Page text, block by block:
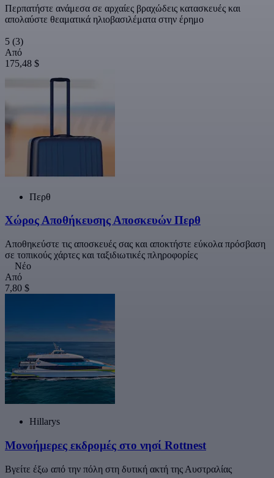
Περπατήστε ανάμεσα σε αρχαίες βραχώδεις κατασκευές και
απολαύστε θεαματικά ηλιοβασιλέματα στην έρημο
5 (3)
Από
175,48 $
Περθ
Χώρος Αποθήκευσης Αποσκευών Περθ
Αποθηκεύστε τις αποσκευές σας και αποκτήστε εύκολα πρόσβαση
σε τοπικούς χάρτες και ταξιδιωτικές πληροφορίες
Νέο
Από
7,80 $
Hillarys
Μονοήμερες εκδρομές στο νησί Rottnest
Βγείτε έξω από την πόλη στη δυτική ακτή της Αυστραλίας